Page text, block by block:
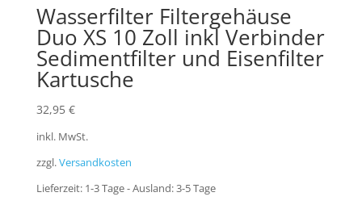
Wasserfilter Filtergehäuse
Duo XS 10 Zoll inkl Verbinder
Sedimentfilter und Eisenfilter
Kartusche
32,95 €
inkl. MwSt.
zzgl.Versandkosten
Lieferzeit: 1-3 Tage - Ausland: 3-5 Tage